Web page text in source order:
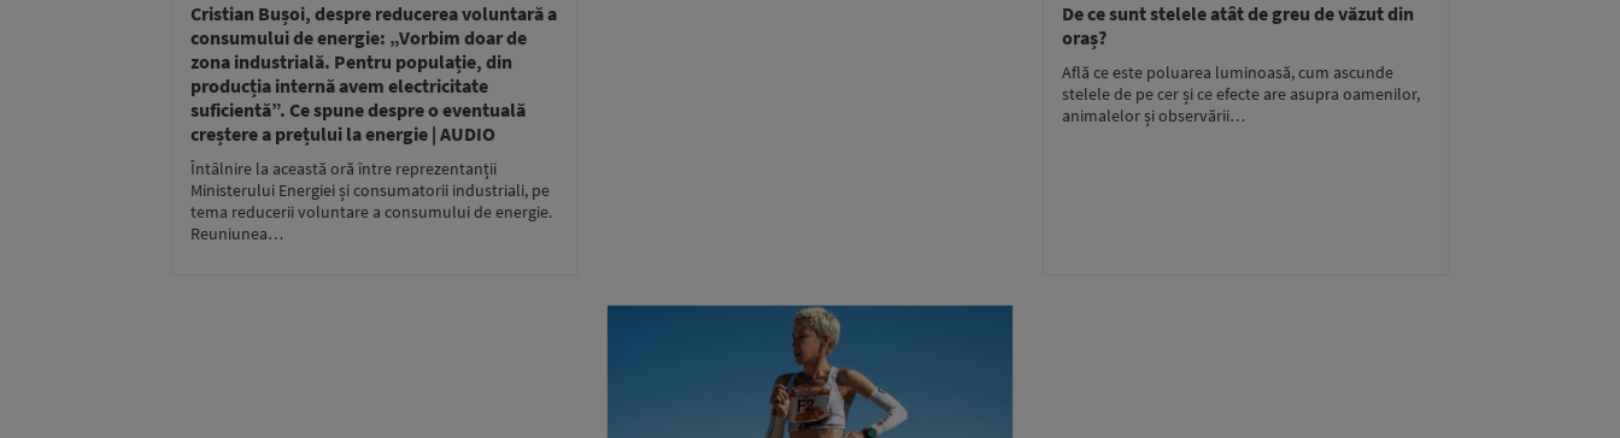
Cristian Bușoi, despre reducerea voluntară a
consumului de energie: „Vorbim doar de
zona industrială. Pentru populație, din
producția internă avem electricitate
suficientă”. Ce spune despre o eventuală
creștere a prețului la energie | AUDIO
Întâlnire la această oră între reprezentanții
Ministerului Energiei și consumatorii industriali, pe
tema reducerii voluntare a consumului de energie.
Reuniunea…
De ce sunt stelele atât de greu de văzut din
oraș?
Află ce este poluarea luminoasă, cum ascunde
stelele de pe cer și ce efecte are asupra oamenilor,
animalelor și observării…